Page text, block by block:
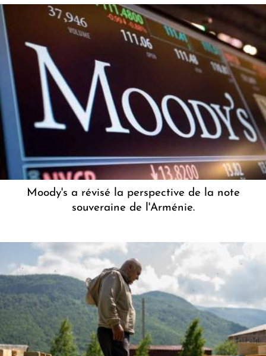
Moody's a révisé la perspective de la note
souveraine de l'Arménie.